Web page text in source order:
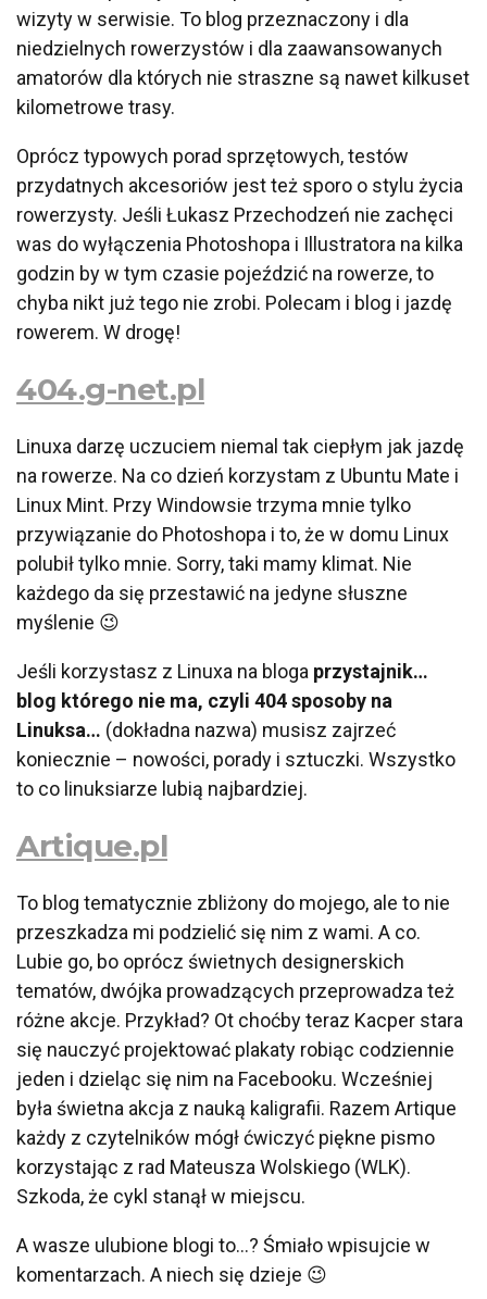
wizyty w serwisie. To blog przeznaczony i dla
niedzielnych rowerzystów i dla zaawansowanych
amatorów dla których nie straszne są nawet kilkuset
kilometrowe trasy.
Oprócz typowych porad sprzętowych, testów
przydatnych akcesoriów jest też sporo o stylu życia
rowerzysty. Jeśli Łukasz Przechodzeń nie zachęci
was do wyłączenia Photoshopa i Illustratora na kilka
godzin by w tym czasie pojeździć na rowerze, to
chyba nikt już tego nie zrobi. Polecam i blog i jazdę
rowerem. W drogę!
404.g-net.pl
Linuxa darzę uczuciem niemal tak ciepłym jak jazdę
na rowerze. Na co dzień korzystam z Ubuntu Mate i
Linux Mint. Przy Windowsie trzyma mnie tylko
przywiązanie do Photoshopa i to, że w domu Linux
polubił tylko mnie. Sorry, taki mamy klimat. Nie
każdego da się przestawić na jedyne słuszne
myślenie 😉
Jeśli korzystasz z Linuxa na bloga przystajnik…
blog którego nie ma, czyli 404 sposoby na
Linuksa… (dokładna nazwa) musisz zajrzeć
koniecznie – nowości, porady i sztuczki. Wszystko
to co linuksiarze lubią najbardziej.
Artique.pl
To blog tematycznie zbliżony do mojego, ale to nie
przeszkadza mi podzielić się nim z wami. A co.
Lubie go, bo oprócz świetnych designerskich
tematów, dwójka prowadzących przeprowadza też
różne akcje. Przykład? Ot choćby teraz Kacper stara
się nauczyć projektować plakaty robiąc codziennie
jeden i dzieląc się nim na Facebooku. Wcześniej
była świetna akcja z nauką kaligrafii. Razem Artique
każdy z czytelników mógł ćwiczyć piękne pismo
korzystając z rad Mateusza Wolskiego (WLK).
Szkoda, że cykl stanął w miejscu.
A wasze ulubione blogi to…? Śmiało wpisujcie w
komentarzach. A niech się dzieje 😉